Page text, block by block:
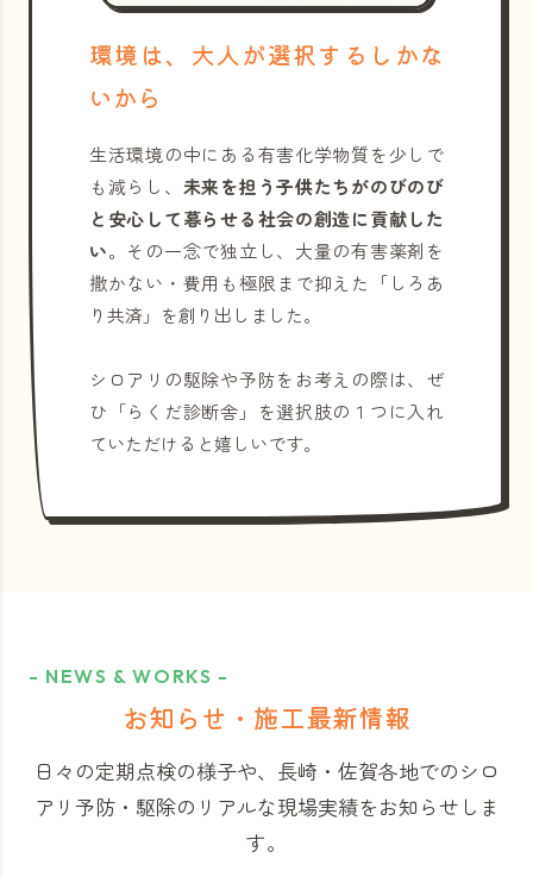
環境は、大人が選択するしかな
いから
生活環境の中にある有害化学物質を少しで
も減らし、 未来を担う子供たちがのびのび
と安心して暮らせる社会の創造に貢献した
い。その一念で独立し、大量の有害薬剤を
撒かない・費用も極限まで抑えた「しろあ
り共済」を創り出しました。
シロアリの駆除や予防をお考えの際は、ぜ
ひ「らくだ診断舎」を選択肢の１つに入れ
ていただけると嬉しいです。
- NEWS & WORKS -
お知らせ・施工最新情報
日々の定期点検の様子や、長崎・佐賀各地でのシロ
アリ予防・駆除のリアルな現場実績をお知らせしま
す。